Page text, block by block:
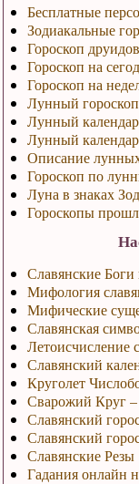
Бесплатные
Зодиакальные
Гороскоп друидов
Гороскоп на
Гороскоп на
Лунный
Лунный
Лунный
Описание
Гороскоп по
Луна в знаках
Гороскопы
Славянские
Мифология
Мифические
Славянская
Летоисчисление
Славянский
Круголет
Сварожий Круг –
Славянский
Славянский
Славянские Резы
Гадания онлайн